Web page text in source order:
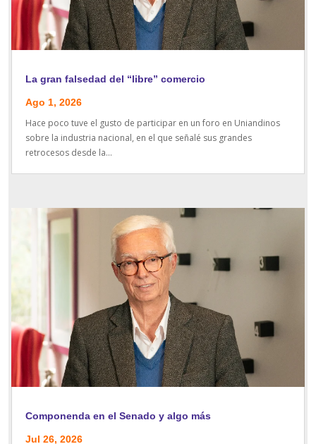
La gran falsedad del “libre” comercio
Ago 1, 2026
Hace poco tuve el gusto de participar en un foro en Uniandinos
sobre la industria nacional, en el que señalé sus grandes
retrocesos desde la...
Componenda en el Senado y algo más
Jul 26, 2026